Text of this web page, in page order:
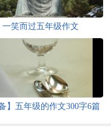
一笑而过五年级作文
备】五年级的作文300字6篇